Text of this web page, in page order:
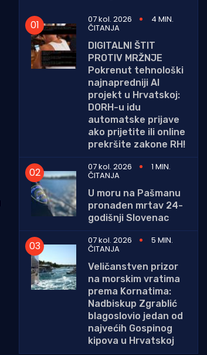
07 kol. 2026 4 MIN.
ČITANJA
DIGITALNI ŠTIT
PROTIV MRŽNJE
Pokrenut tehnološki
najnapredniji AI
projekt u Hrvatskoj:
DORH-u idu
automatske prijave
ako prijetite ili online
prekršite zakone RH!
07 kol. 2026
1 MIN.
ČITANJA
U moru na Pašmanu
pronađen mrtav 24-
godišnji Slovenac
07 kol. 2026
5 MIN.
ČITANJA
Veličanstven prizor
na morskim vratima
prema Kornatima:
Nadbiskup Zgrablić
blagoslovio jedan od
najvećih Gospinog
kipova u Hrvatskoj